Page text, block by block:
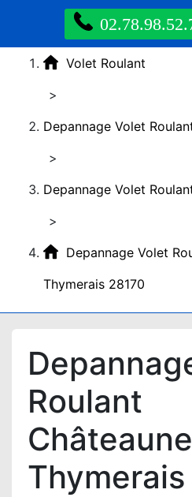
Volet Roulant
>
Depannage Volet
>
Depannage Volet
>
Depannage Volet
Thymerais 28170
Roulant